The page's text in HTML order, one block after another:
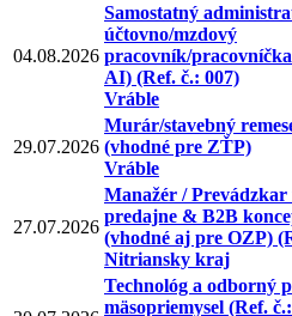
04.08.2026
Samostatný
účtovno/mzdový
pracovník/
AI) (Ref. č.: 007)
Vráble
29.07.2026
Murár/stavebný
(vhodné pre ZŤP)
Vráble
27.07.2026
Manažér /
predajne & B2B
(vhodné aj pre OZP)
Nitriansky kraj
Technológ a odborný
mäsopriemysel (Ref.